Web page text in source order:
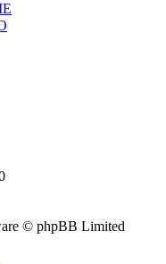
© phpBB Limited